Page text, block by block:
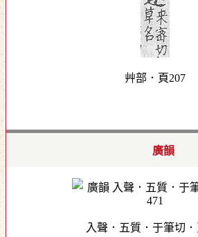
艸部．頁207
廣韻
入聲．五質．于筆切．